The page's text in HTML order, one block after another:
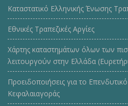
Καταστατικό Ελληνικής Ένωσης
Εθνικές Τραπεζικές Αργίες
Χάρτης καταστημάτων όλων των
λειτουργούν στην Ελλάδα
Προειδοποιήσεις για το
Κεφαλαιαγοράς